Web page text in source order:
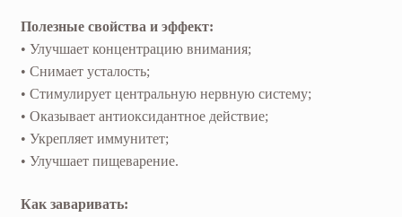
Полезные свойства и эффект:
• Улучшает концентрацию внимания;
• Снимает усталость;
• Стимулирует центральную нервную систему;
• Оказывает антиоксидантное действие;
• Укрепляет иммунитет;
• Улучшает пищеварение.
Как заваривать: